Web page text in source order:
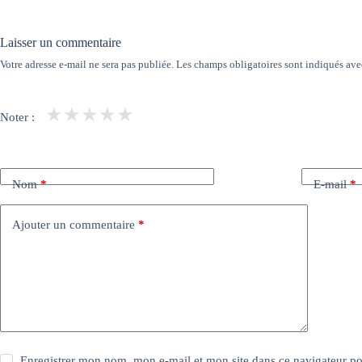
Laisser un commentaire
Votre adresse e-mail ne sera pas publiée. Les champs obligatoires sont indiqués
Noter : ★
★
★
★
★
Nom* E-mail*
Ajouter un commentaire *